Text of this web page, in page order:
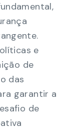
e
de
das
garantir a
de